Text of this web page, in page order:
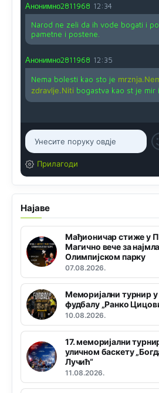
Анонимно2811968 12:34
Narod ne zeli da ih vode bogati i
pametne i postene.
Анонимно2811968 12:35
Nema bolesti kao sto je
zdravlje.Niti bogastva kao st je mir
Прилагоди
Најаве
Мађионичар стиже у
Магично вече за
Олимпијском парку
07.08.2026.
Меморијални турнир
фудбалу „Ранко
10.08.2026.
17. меморијални
уличном баскету
Лучић“
11.08.2026.